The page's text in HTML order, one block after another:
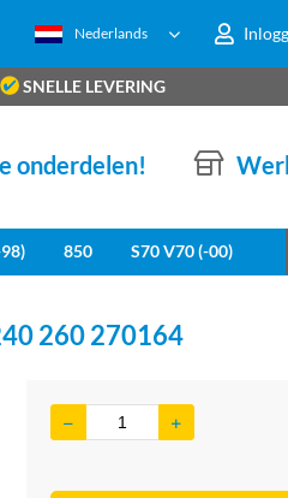
Nederlands
SNELLE LEVERING
onderdelen!
850 S70 V70 (-00)
260 270164